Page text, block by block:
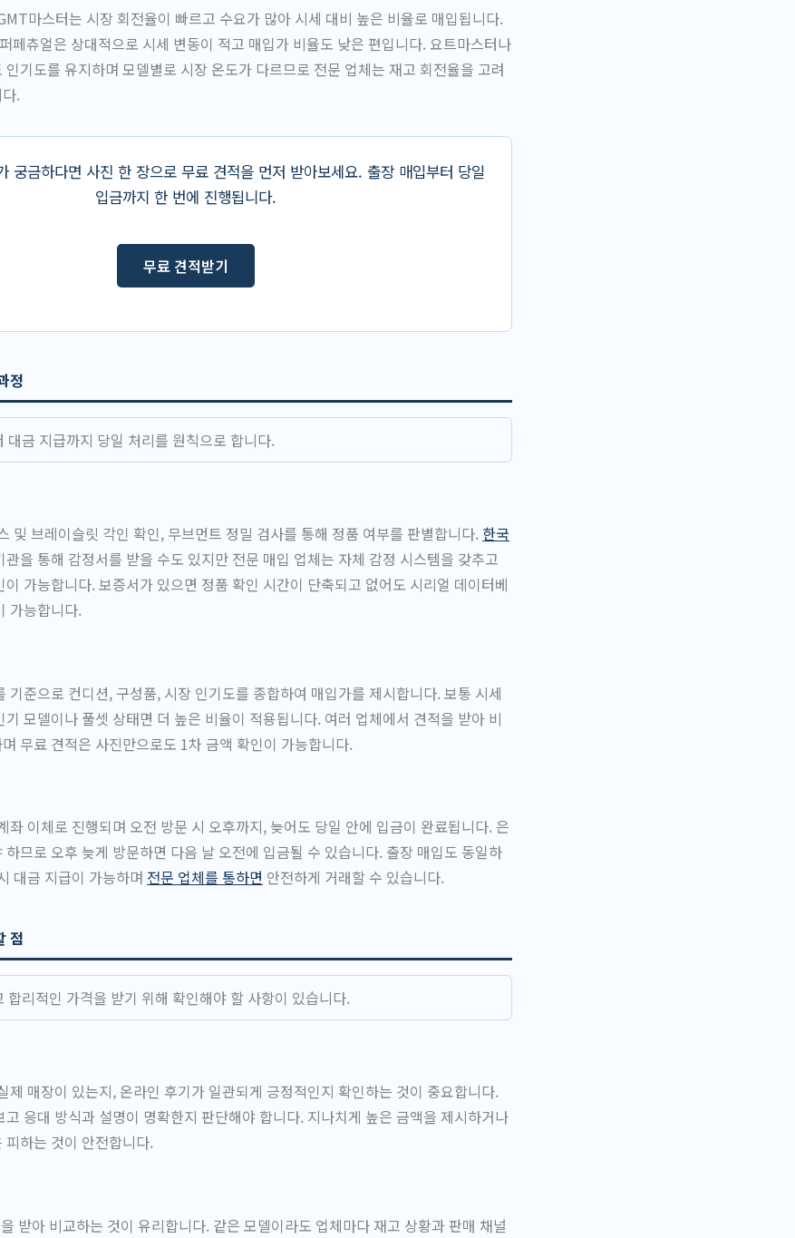
마스터는 시장 회전율이 빠르고 수요가 많아 시세 대비 높은 비율로 매입됩니다.
페츄얼은 상대적으로 시세 변동이 적고 매입가 비율도 낮은 편입니다. 요트마스터나
기도를 유지하며 모델별로 시장 온도가 다르므로 전문 업체는 재고 회전율을 고려
.
궁금하다면 사진 한 장으로 무료 견적을 먼저 받아보세요. 출장 매입부터 당일
입금까지 한 번에 진행됩니다.
무료 견적받기
정
대금 지급까지 당일 처리를 원칙으로 합니다.
및 브레이슬릿 각인 확인, 무브먼트 정밀 검사를 통해 정품 여부를 판별합니다. 한국
관을 통해 감정서를 받을 수도 있지만 전문 매입 업체는 자체 감정 시스템을 갖추고
가능합니다. 보증서가 있으면 정품 확인 시간이 단축되고 없어도 시리얼 데이터베
가능합니다.
기준으로 컨디션, 구성품, 시장 인기도를 종합하여 매입가를 제시합니다. 보통 시세
모델이나 풀셋 상태면 더 높은 비율이 적용됩니다. 여러 업체에서 견적을 받아 비
무료 견적은 사진만으로도 1차 금액 확인이 가능합니다.
좌 이체로 진행되며 오전 방문 시 오후까지, 늦어도 당일 안에 입금이 완료됩니다. 은
므로 오후 늦게 방문하면 다음 날 오전에 입금될 수 있습니다. 출장 매입도 동일하
대금 지급이 가능하며 전문 업체를 통하면 안전하게 거래할 수 있습니다.
점
합리적인 가격을 받기 위해 확인해야 할 사항이 있습니다.
제 매장이 있는지, 온라인 후기가 일관되게 긍정적인지 확인하는 것이 중요합니다.
응대 방식과 설명이 명확한지 판단해야 합니다. 지나치게 높은 금액을 제시하거나
하는 것이 안전합니다.
받아 비교하는 것이 유리합니다. 같은 모델이라도 업체마다 재고 상황과 판매 채널